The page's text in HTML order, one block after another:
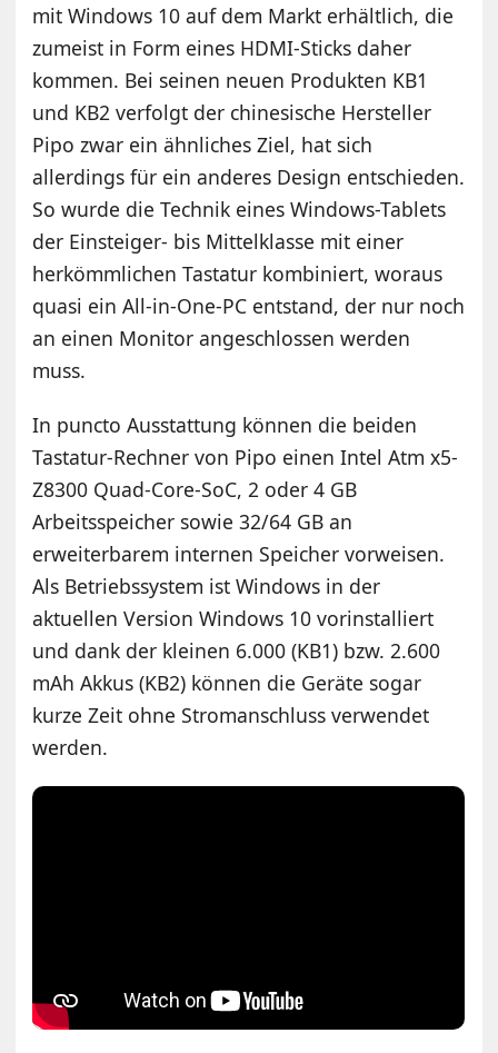
mit Windows 10 auf dem Markt erhältlich, die
zumeist in Form eines HDMI-Sticks daher
kommen. Bei seinen neuen Produkten KB1
und KB2 verfolgt der chinesische Hersteller
Pipo zwar ein ähnliches Ziel, hat sich
allerdings für ein anderes Design entschieden.
So wurde die Technik eines Windows-Tablets
der Einsteiger- bis Mittelklasse mit einer
herkömmlichen Tastatur kombiniert, woraus
quasi ein All-in-One-PC entstand, der nur noch
an einen Monitor angeschlossen werden
muss.
In puncto Ausstattung können die beiden
Tastatur-Rechner von Pipo einen Intel Atm x5-
Z8300 Quad-Core-SoC, 2 oder 4 GB
Arbeitsspeicher sowie 32/64 GB an
erweiterbarem internen Speicher vorweisen.
Als Betriebssystem ist Windows in der
aktuellen Version Windows 10 vorinstalliert
und dank der kleinen 6.000 (KB1) bzw. 2.600
mAh Akkus (KB2) können die Geräte sogar
kurze Zeit ohne Stromanschluss verwendet
werden.